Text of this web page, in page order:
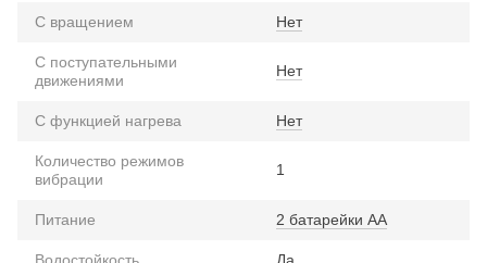
С вращением Нет
С поступательными
движениями
Нет
С функцией нагрева Нет
Количество режимов
вибрации
1
Питание 2 батарейки АА
Водостойкость Да